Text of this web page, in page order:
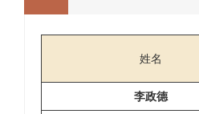
姓名
李政德